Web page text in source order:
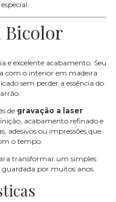
Bicolor
e excelente acabamento. Seu
com o interior em madeira
sem perder a essência do
de gravação a laser
acabamento refinado e
adesivos ou impressões que
o tempo.
transformar um simples
por muitos anos.